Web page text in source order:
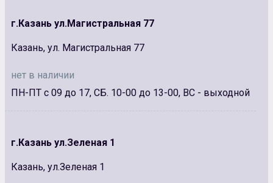
г.Казань ул.Магистральная 77
Казань, ул. Магистральная 77
нет в наличии
ПН-ПТ с 09 до 17, СБ. 10-00 до 13-00, ВС - выходной
г.Казань ул.Зеленая 1
Казань, ул.Зеленая 1